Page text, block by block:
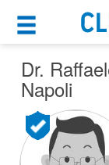
Urologo
Cosa possiamo
Per i
Prenota
Dr.
Napoli